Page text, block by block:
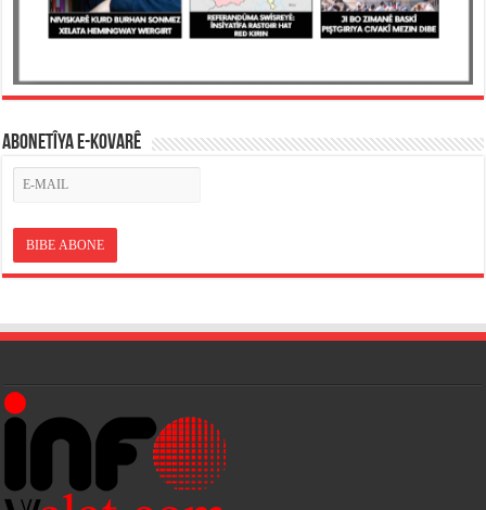
ABONETÎYA E-KOVARÊ